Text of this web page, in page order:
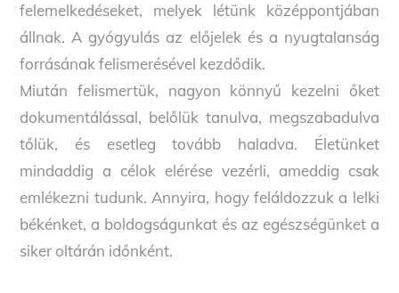
felemelkedéseket, melyek létünk középpontjában
állnak. A gyógyulás az előjelek és a nyugtalanság
forrásának felismerésével kezdődik.
Miután felismertük, nagyon könnyű kezelni őket
dokumentálással, belőlük tanulva, megszabadulva
tőlük, és esetleg tovább haladva. Életünket
mindaddig a célok elérése vezérli, ameddig csak
emlékezni tudunk. Annyira, hogy feláldozzuk a lelki
békénket, a boldogságunkat és az egészségünket a
siker oltárán időnként.